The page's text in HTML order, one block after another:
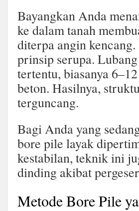
Bayangkan Anda
ke dalam tanah
diterpa angin
prinsip serupa.
tertentu, biasanya
beton. Hasilnya,
terguncang.
Bagi Anda yang
bore pile layak
kestabilan, teknik ini
dinding akibat
Metode Bore Pile